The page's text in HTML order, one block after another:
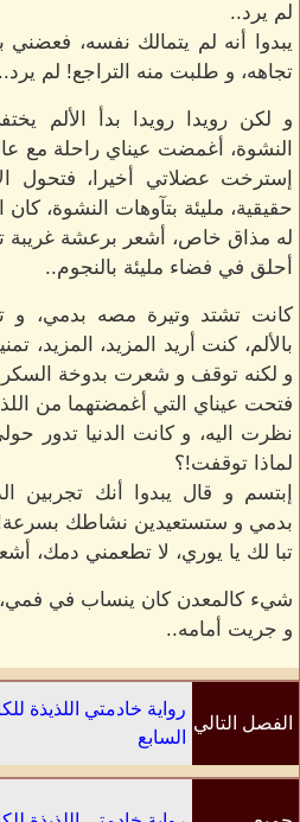
لم يرد..
يبدوا أنه لم يتمالك نفسه، فعضني
تجاهه، و طلبت منه التراجع! لم يرد..
و لكن رويدا رويدا بدأ الألم
النشوة، أغمضت عيناي راحلة مع
إسترخت عضلاتي أخيرا، فتحول
حقيقية، مليئة بتآوهات النشوة،
له مذاق خاص، أشعر برعشة
أحلق في فضاء مليئة بالنجوم..
كانت تشتد وتيرة مصه بدمي، و
بالألم، كنت أريد المزيد، المزيد،
و لكنه توقف و شعرت بدوخة
فتحت عيناي التي أغمضتهما من
نظرت اليه، و كانت الدنيا تدور
لماذا توقفت!؟
إبتسم و قال يبدوا أنك تجربين
بدمي و ستستعيدين نشاطك
تبا لك يا يوري، لا تطعمني دمك،
شيء كالمعدن كان ينساب في
و جريت أمامه..
الفصل التالي
رواية خادمتي اللذيذة
السابع